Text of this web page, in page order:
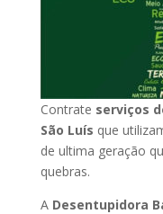
Contrate serviços
São Luís que
de ultima geração
quebras.
A Desentupidora